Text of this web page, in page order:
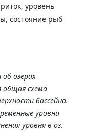
уровень
состояние рыб
озерах
общая схема
бассейна.
уровни
уровня в оз.